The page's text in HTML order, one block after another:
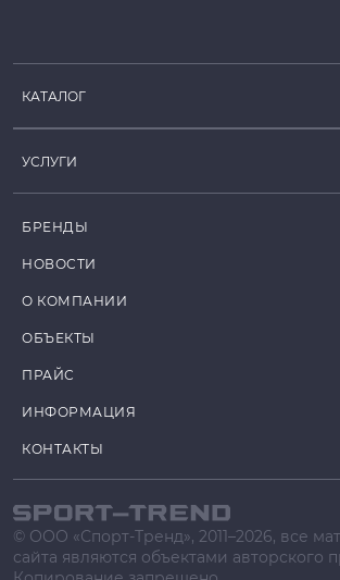
КАТАЛОГ
УСЛУГИ
БРЕНДЫ
НОВОСТИ
О КОМПАНИИ
ОБЪЕКТЫ
ПРАЙС
ИНФОРМАЦИЯ
КОНТАКТЫ
© ООО «Спорт-Тренд», 2011–2026, все
сайта являются объектами авторского